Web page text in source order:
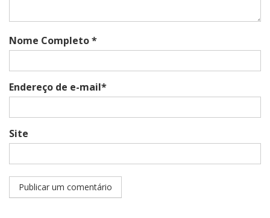
Nome Completo *
Endereço de e-mail*
Site